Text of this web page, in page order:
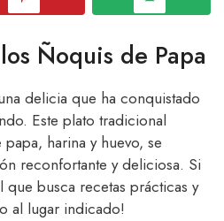
Ñoquis de Papa
delicia que ha conquistado
Este plato tradicional
harina y huevo, se
reconfortante y deliciosa. Si
busca recetas prácticas y
al lugar indicado!